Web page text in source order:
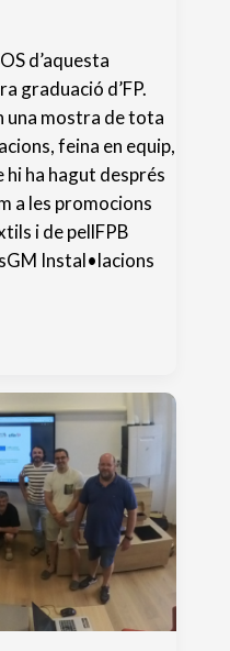
d’aquesta
graduació d’FP.
una mostra de tota
feina en equip,
hi ha hagut després
a les promocions
i de pellFPB
Instal•lacions